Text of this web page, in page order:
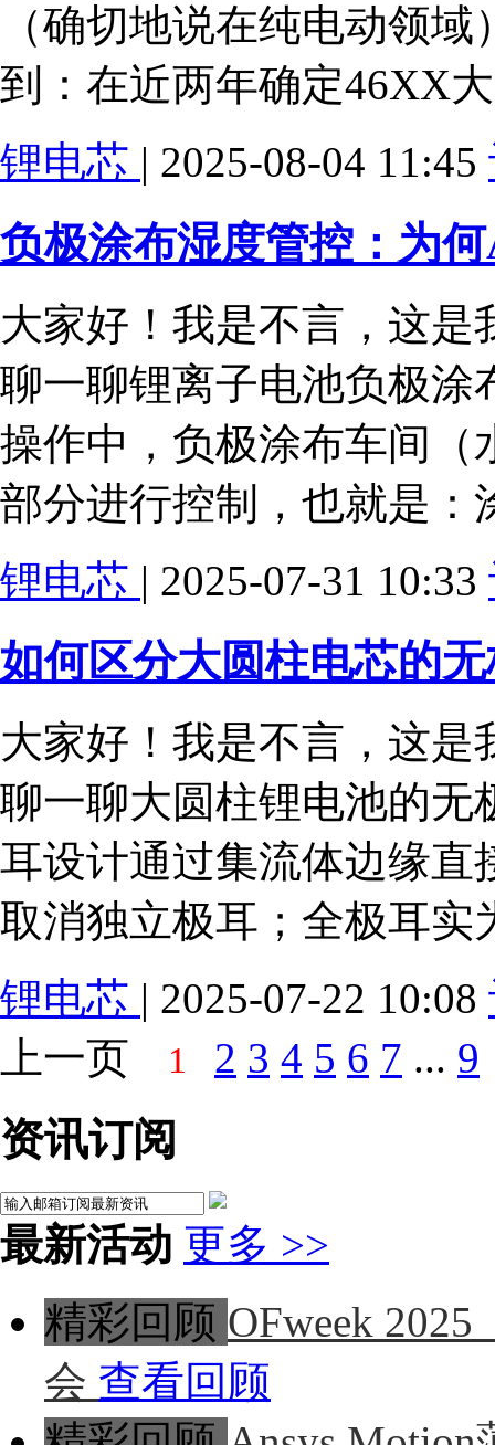
（确切地说在纯电动领
到：在近两年确定46XX
锂电芯 | 2025-08-04 11:45
负极涂布湿度管控：为
大家好！我是不言，这是
聊一聊锂离子电池负极涂
操作中，负极涂布车间（
部分进行控制，也就是
锂电芯 | 2025-07-31 10:33
如何区分大圆柱电芯的
大家好！我是不言，这是
聊一聊大圆柱锂电池的无
耳设计通过集流体边缘直
取消独立极耳；全极耳实
锂电芯 | 2025-07-22 10:08
上一页
1 2 3 4 5 6 7 ... 9
资讯订阅
最新活动 更多 >>
精彩回顾 OFweek
会 查看回顾